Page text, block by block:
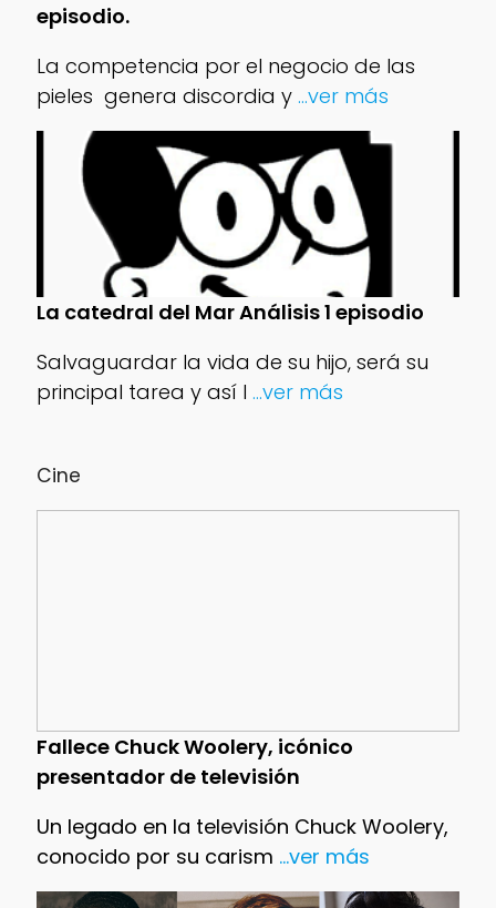
Cine
Fallece Chuck Woolery, icónico
presentador de televisión
Un legado en la televisión Chuck Woolery,
conocido por su carism ...ver más
episodio.
La competencia por el negocio de las
pieles genera discordia y ...ver más
La catedral del Mar Análisis 1 episodio
Salvaguardar la vida de su hijo, será su
principal tarea y así l ...ver más